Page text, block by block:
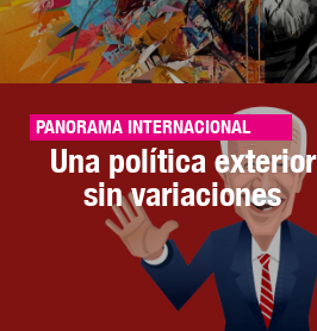
PANORAMA INTERNACIONAL
Una política exterior
sin variaciones